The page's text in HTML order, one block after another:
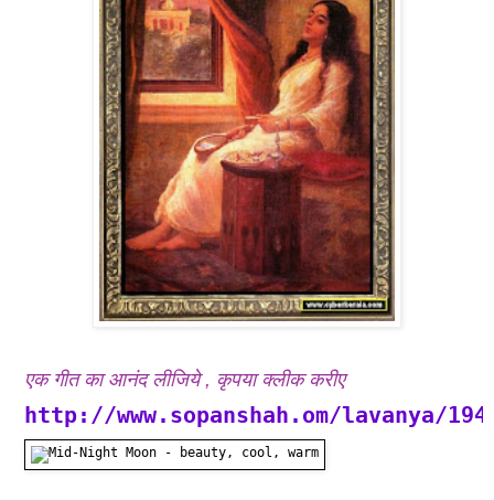
एक गीत का आनंद लीजिये , कृपया क्लीक करीए
http://www.sopanshah.om/lavanya/